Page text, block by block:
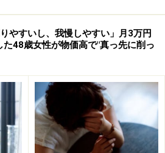
額：2万円
トは「買い物は週単位で予算を
管理を徹底することで無駄遣い
食やコンビニ利用は回数を決めて
はセール時にまとめて購入しま
ャッシュレス決済による還元を
に見直して小さな節約を積み重
りやすいし、我慢しやすい」月3万円
た48歳女性が物価高で"真っ先に削っ